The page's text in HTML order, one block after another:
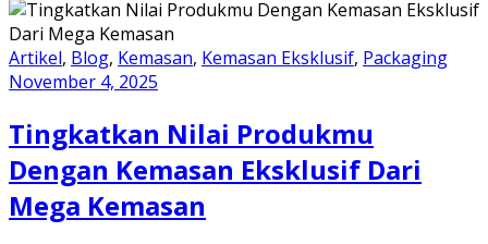
Artikel, Blog, Kemasan, Kemasan Eksklusif, Packaging
November 4, 2025
Tingkatkan Nilai Produkmu
Dengan Kemasan Eksklusif Dari
Mega Kemasan